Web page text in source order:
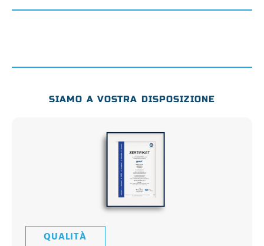
SIAMO A VOSTRA DISPOSIZIONE
QUALITÀ